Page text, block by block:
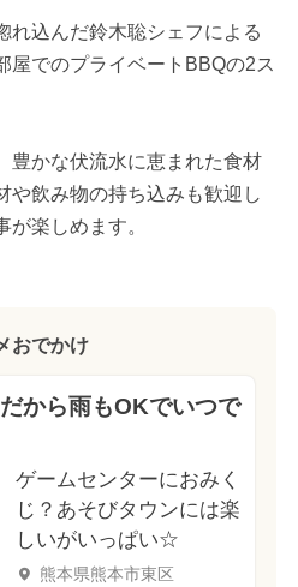
れ込んだ鈴木聡シェフによる
屋でのプライベートBBQの2ス
豊かな伏流水に恵まれた食材
や飲み物の持ち込みも歓迎し
楽しめます。
おでかけ
から雨もOKでいつで
ゲームセンターにおみく
じ？あそびタウンには楽
しいがいっぱい☆
熊本県熊本市東区